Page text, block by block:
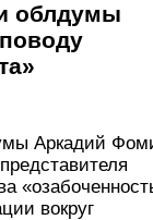
облдумы
Аркадий
вокруг